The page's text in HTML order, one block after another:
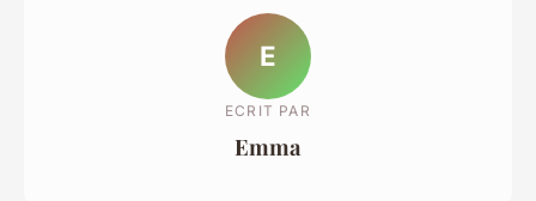
E
ECRIT PAR
Emma